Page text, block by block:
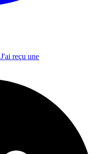
J'ai reçu une